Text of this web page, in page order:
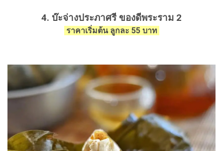
4. บ๊ะจ่างประภาศรี ของดีพระราม 2
ราคาเริ่มต้น ลูกละ 55 บาท